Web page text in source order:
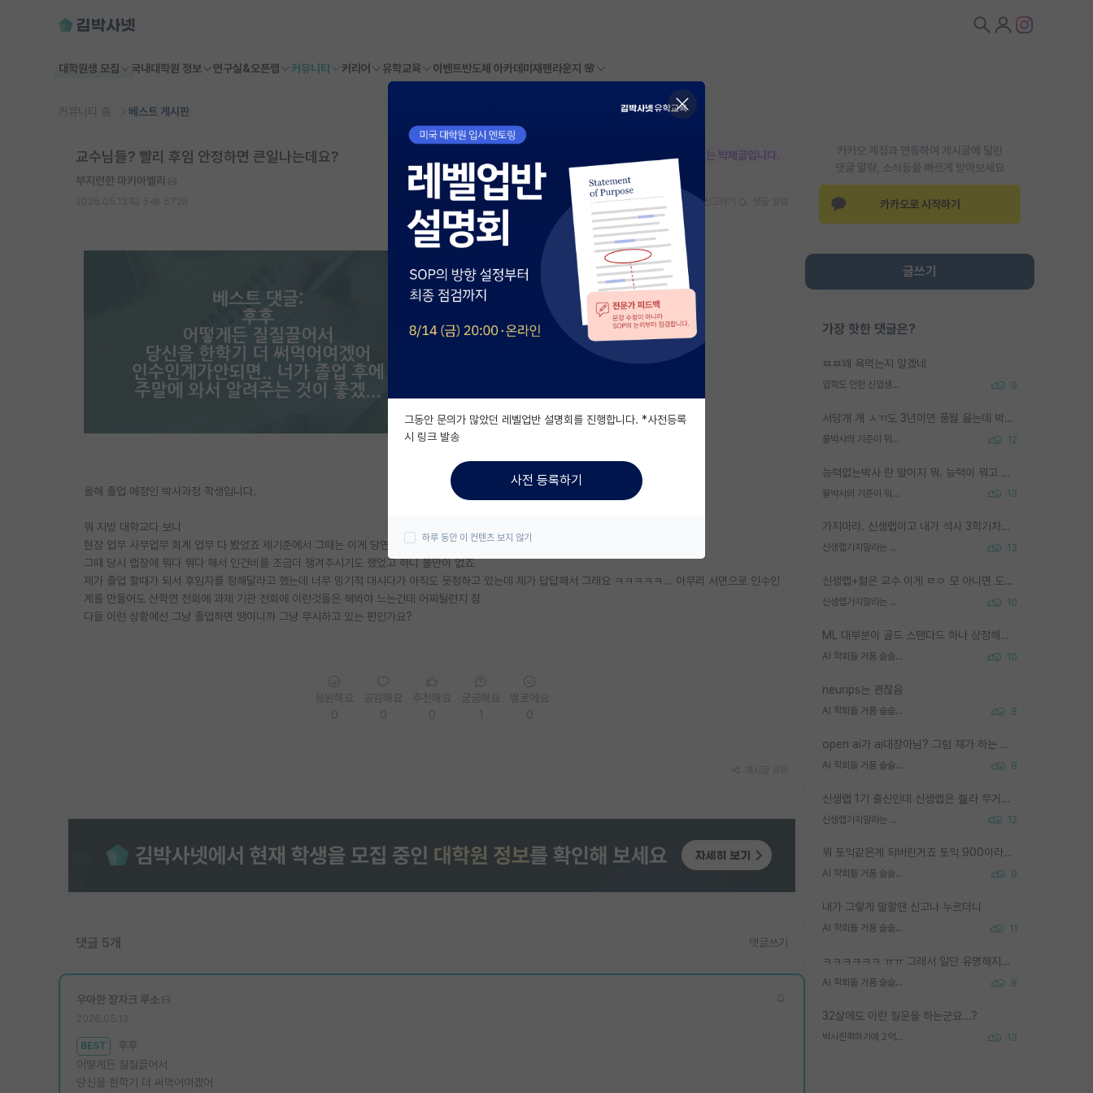
대학원생 모집 국내대학원 정보 연구실&오픈랩 커뮤니티 커리어 유학교육 이벤트반도체 아카데미 재팬라운지 🌸
커뮤니티 홈 베스트 게시판
카카오 계정과 연동하여 게시글에 달린
댓글 알람, 소식등을 빠르게 받아보세요
카카오로 시작하기
글쓰기
가장 핫한 댓글은?
ㅉㅉ왜 욕먹는지 알겠네
입학도 안한 신입생이 원래 관심을 받나요 9
서당개 개 ㅅㄲ도 3년이면 풍월 읊는데 박사 5년 이상 대리고 있으면서 물된건 교수 탓 맞는ㄱ게 거기가 서당이 아니란 소리임
물박사의 기준이 뭐임? 12
능력없는박사 란 말이지 뭐. 능력이 뭐고 능력이 있다는게 뭔지는 사람마다 기준이 다르니까 얘기해봐야 서로 자기 기준만 얘기해서 논쟁이 끝이 안나고. 주위에서 능력있고 야심있는 신입생이 교수가 유의미한 피드백을 아예 안주면서 제대로된 과제에 참여해볼 기회도 제공하지 않고 잡일 뺑뺑이만 돌려서 맨날 단순작업만 하면서 밤새다가 눈빛이 점점 죽어가는걸 본 사람은 물박사는 교수탓이라고 하고, 교수는 이것저것 알려도 주고 기회도 주고 사수 동기 붙여주면서 어떻게든 끌고가려고 하는데 본인이 매일 뺀질거리면서 출근 하는둥마는둥 하다가 기껏 와서도 폰이나 쳐다보다가 실험 망치고 저녁약속있어서 먼저 가볼게요~ 하는걸 본 사람은 물박사는 본인탓이라고 함.
물박사의 기준이 뭐임? 13
가지마라. 신생랩이고 내가 석사 3학기차인데 최고참인데 나도 아무것도 모르는데 교수가 후배들 왜 논문 교육 안시키냐. 논문 왜 안 써오냐 닦달한다
신생랩가지말라는 이유가 있었구나 13
신생랩+젊은 교수 이게 ㄹㅇ 모 아니면 도인듯.
신생랩가지말라는 이유가 있었구나 10
ML 대부분이 골드 스탠다드 하나 상정해놓고 (벤치마크 데이터셋이 여러 개면 여러 개 상정) 그거 얼마나 잘 맞추나 싸움임 가끔 번뜩이는 설계 철학을 보여주는 논문들도 있지만 대부분 그거 성적 얼마나 더 올리느라에 혈안이 되어 있는 측면이 잇음
AI 학회들 거품 슬슬 지적이 나오네요 10
neurips는 괜찮음
AI 학회들 거품 슬슬 지적이 나오네요 8
open ai가 ai대장아님? 그럼 쟤가 하는 말이 다 맞겠네
AI 학회들 거품 슬슬 지적이 나오네요 8
신생랩 1기 출신인데 신생랩은 줠라 무거운 바벨 같은거임. 들면 대박인데 못들면 깔려 죽음. 아무도 알려주지 않는 환경에서 자생해야하지만, 일단 살아남았다면 그 어떤 사람보다 악착같고 생존력 높은 사람으로 거듭날 수 있음
신생랩가지말라는 이유가 있었구나 12
뭐 토익같은게 되버린거죠 토익 900이라고 영어잘하는건 아닙니다만 잘하는사람은 다 900을 넘는 그런
AI 학회들 거품 슬슬 지적이 나오네요 9
내가 그렇게 말할땐 신고나 누르더니
AI 학회들 거품 슬슬 지적이 나오네요 11
ㅋㅋㅋㅋㅋㅋ ㅠㅠ 그래서 일단 유명해지는게 중요한거같습니다
AI 학회들 거품 슬슬 지적이 나오네요 8
32살에도 이런 질문을 하는군요...?
박사진학하기에 2억은 괜찮은 (?) 정도의 경제력인가요 13
본문이 수정되지 않는 박제글입니다.
교수님들? 빨리 후임 안정하면 큰일나는데요?
부지런한 마키아벨리
스크랩 신고하기
올해 졸업 예정인 박사과정 학생입니다.
뭐 지방 대학교다 보니
현장 업무 사무업무 회계 업무 다 봤었죠 제기준에서 그때는 이게 당연한거다 싶었으니까. 지금도 불만은 딱히 없습니다.
그때 당시 랩장에 뭐다 뭐다 해서 인건비를 조금더 챙겨주시기도 했었고 하니 불만이 없죠
제가 졸업 할때가 되서 후임자를 정해달라고 했는데 너무 밍기적 대시다가 아직도 못정하고 있는데 제가 답답해서 그래요 ㅋㅋㅋㅋㅋ... 아무리 서면으로 인수인
계를 만들어도 산학연 전화에 과제 기관 전화에 이런것들은 해봐야 느는건데 어찌될련지 참
다들 이런 상황에선 그냥 졸업하면 땡이니까 그냥 무시하고 있는 편인가요?
댓글 5개 댓글쓰기
우아한 장자크 루소
BEST
후후
어떻게든 질질끌어서
당신을 한학기 더 써먹어여겠어
그동안 문의가 많았던 레벨업반 설명회를 진행합니다. *사전등록
시 링크 발송
사전 등록하기
하루 동안 이 컨텐츠 보지 않기